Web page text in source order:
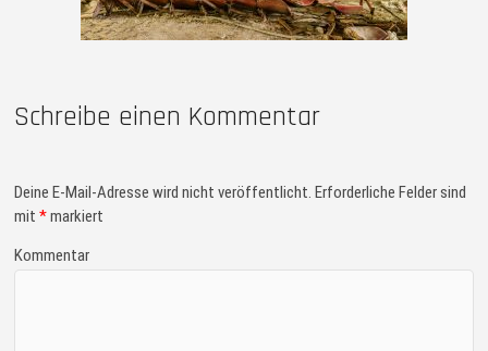
Schreibe einen Kommentar
Deine E-Mail-Adresse wird nicht veröffentlicht. Erforderliche Felder sind
mit*markiert
Kommentar